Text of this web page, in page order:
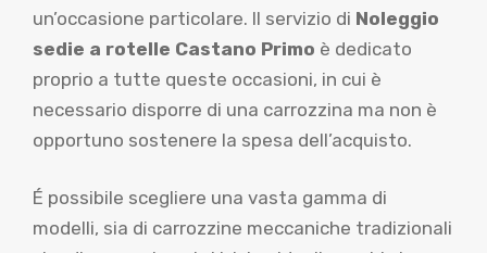
un’occasione particolare. Il servizio di Noleggio
sedie a rotelle Castano Primo è dedicato
proprio a tutte queste occasioni, in cui è
necessario disporre di una carrozzina ma non è
opportuno sostenere la spesa dell’acquisto.
É possibile scegliere una vasta gamma di
modelli, sia di carrozzine meccaniche tradizionali